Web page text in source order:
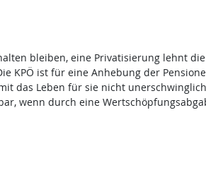
bleiben, eine Privatisierung lehnt
KPÖ ist für eine Anhebung der
das Leben für sie nicht
wenn durch eine